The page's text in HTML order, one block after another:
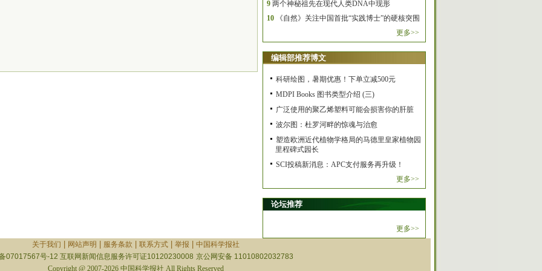
9 两个神秘祖先在现代人类DNA中现形
10
《自然》关注中国首批“实践博士”的硬核突围
更多>>
编辑部推荐博文
科研绘图，暑期优惠！下单立减500元
MDPI Books 图书类型介绍 (三)
广泛使用的聚乙烯塑料可能会损害你的肝脏
波尔图：杜罗河畔的惊魂与治愈
塑造欧洲近代植物学格局的马德里皇家植物园
里程碑式园长
SCI投稿新消息：APC支付服务再升级！
更多>>
论坛推荐
更多>>
关于我们
网站声明 服务条款 联系方式| 举报
中国科学报社
07017567号-12 互联网新闻信息服务许可证10120230008 京公网安备 11010802032783
Copyright @ 2007-2026 中国科学报社 All Rights Reserved